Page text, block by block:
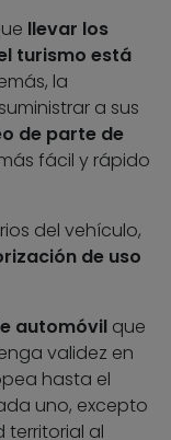
llevar los
turismo está
la
a sus
de parte de
fácil y rápido
del vehículo,
de uso
automóvil que
validez en
hasta el
uno, excepto
territorial al